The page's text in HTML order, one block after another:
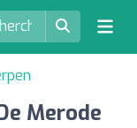
Merode